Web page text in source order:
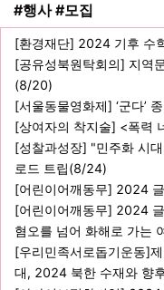
#행사 #모집
[환경재단] 2024 기후 수
[공유성북원탁회의] 지역
(8/20)
[서울동물영화제] ‘군다’
[상여자의 착지술] <폭력
[성찰과성장] "민주화 시
로드 트립(8/24)
[어린이어깨동무] 2024
[어린이어깨동무] 2024
혐오를 넘어 화해로 가는
[우리민족서로돕기운동]
대, 2024 북한 수재와 향